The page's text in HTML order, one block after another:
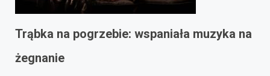
Trąbka na pogrzebie: wspaniała muzyka na
żegnanie